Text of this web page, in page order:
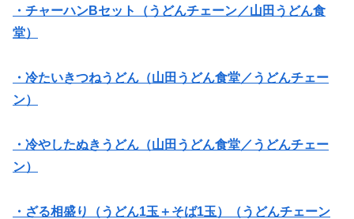
・チャーハンBセット（うどんチェーン／山田うどん食
堂）
・冷たいきつねうどん（山田うどん食堂／うどんチェー
ン）
・冷やしたぬきうどん（山田うどん食堂／うどんチェー
ン）
・ざる相盛り（うどん1玉＋そば1玉）（うどんチェーン